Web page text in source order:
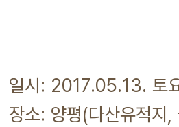
일시: 2017.05.13. 토
장소: 양평(다산유적지